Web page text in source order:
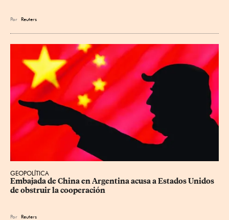
Por Reuters
GEOPOLÍTICA
Embajada de China en Argentina acusa a Estados Unidos
de obstruir la cooperación
Por Reuters